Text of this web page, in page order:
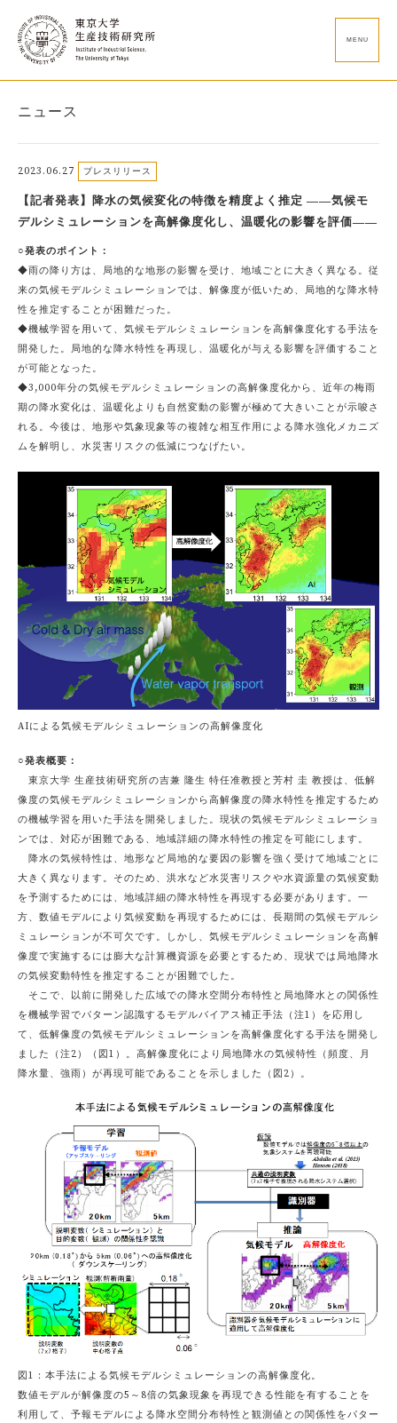
MENU
ニュース
2023.06.27 プレスリリース
【記者発表】降水の気候変化の特徴を精度よく推定 ――気候モ
デルシミュレーションを高解像度化し、温暖化の影響を評価――
○発表のポイント：
◆雨の降り方は、局地的な地形の影響を受け、地域ごとに大きく異なる。従
来の気候モデルシミュレーションでは、解像度が低いため、局地的な降水特
性を推定することが困難だった。
◆機械学習を用いて、気候モデルシミュレーションを高解像度化する手法を
開発した。局地的な降水特性を再現し、温暖化が与える影響を評価すること
が可能となった。
◆3,000年分の気候モデルシミュレーションの高解像度化から、近年の梅雨
期の降水変化は、温暖化よりも自然変動の影響が極めて大きいことが示唆さ
れる。今後は、地形や気象現象等の複雑な相互作用による降水強化メカニズ
ムを解明し、水災害リスクの低減につなげたい。
AIによる気候モデルシミュレーションの高解像度化
○発表概要：
東京大学 生産技術研究所の吉兼 隆生 特任准教授と芳村 圭 教授は、低解
像度の気候モデルシミュレーションから高解像度の降水特性を推定するため
の機械学習を用いた手法を開発しました。現状の気候モデルシミュレーショ
ンでは、対応が困難である、地域詳細の降水特性の推定を可能にします。
降水の気候特性は、地形など局地的な要因の影響を強く受けて地域ごとに
大きく異なります。そのため、洪水など水災害リスクや水資源量の気候変動
を予測するためには、地域詳細の降水特性を再現する必要があります。一
方、数値モデルにより気候変動を再現するためには、長期間の気候モデルシ
ミュレーションが不可欠です。しかし、気候モデルシミュレーションを高解
像度で実施するには膨大な計算機資源を必要とするため、現状では局地降水
の気候変動特性を推定することが困難でした。
そこで、以前に開発した広域での降水空間分布特性と局地降水との関係性
を機械学習でパターン認識するモデルバイアス補正手法（注1）を応用し
て、低解像度の気候モデルシミュレーションを高解像度化する手法を開発し
ました（注2）（図1）。高解像度化により局地降水の気候特性（頻度、月
降水量、強雨）が再現可能であることを示しました（図2）。
図1：本手法による気候モデルシミュレーションの高解像度化。
数値モデルが解像度の5～8倍の気象現象を再現できる性能を有することを
利用して、予報モデルによる降水空間分布特性と観測値との関係性をパター